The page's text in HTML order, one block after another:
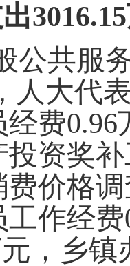
3016.15
公共服
人大代
经费0.96
资奖
费价格
作经费
， 乡镇